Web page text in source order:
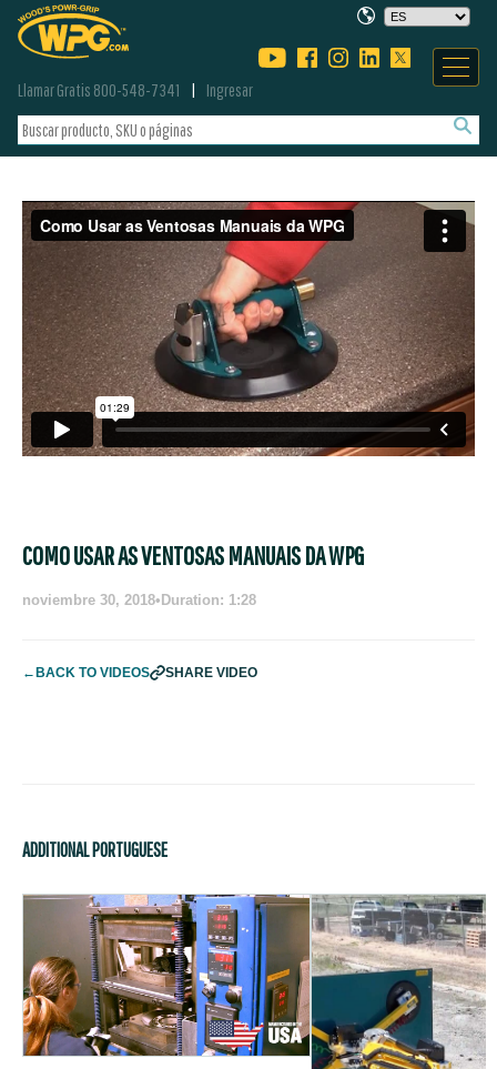
Llamar Gratis 800-548-7341 Ingresar
COMO USAR AS VENTOSAS MANUAIS DA WPG
noviembre 30, 2018•Duration: 1:28
←BACK TO VIDEOS SHARE VIDEO
ADDITIONAL PORTUGUESE